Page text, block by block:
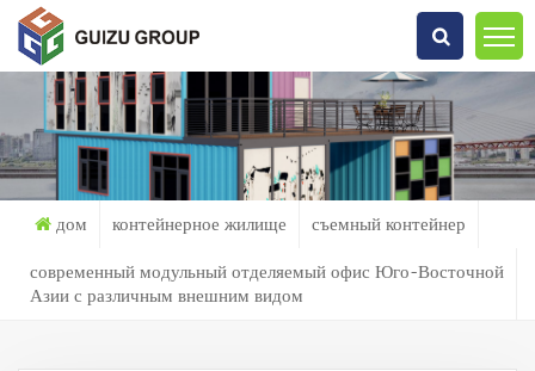
Что Ты Ищешь?
дом контейнерное жилище съемный контейнер
современный модульный отделяемый офис Юго-Восточной
Азии с различным внешним видом